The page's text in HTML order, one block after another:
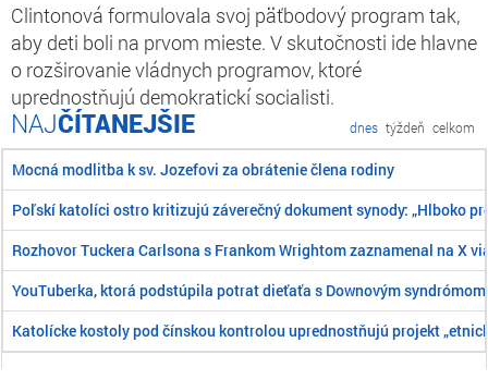
Clintonová formulovala svoj päťbodový program tak,
aby deti boli na prvom mieste. V skutočnosti ide hlavne
o rozširovanie vládnych programov, ktoré
uprednostňujú demokratickí socialisti.
ČÍTANEJŠIE dnes týždeň celkom
Mocná modlitba k sv. Jozefovi za obrátenie člena rodiny
Poľskí katolíci ostro kritizujú záverečný dokument synody: „Hlboko
Rozhovor Tuckera Carlsona s Frankom Wrightom zaznamenal na X
YouTuberka, ktorá podstúpila potrat dieťaťa s Downovým
Katolícke kostoly pod čínskou kontrolou uprednostňujú projekt